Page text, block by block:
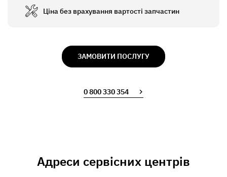
Ціна без врахування вартості запчастин
ЗАМОВИТИ ПОСЛУГУ
0 800 330 354
Адреси сервісних центрів